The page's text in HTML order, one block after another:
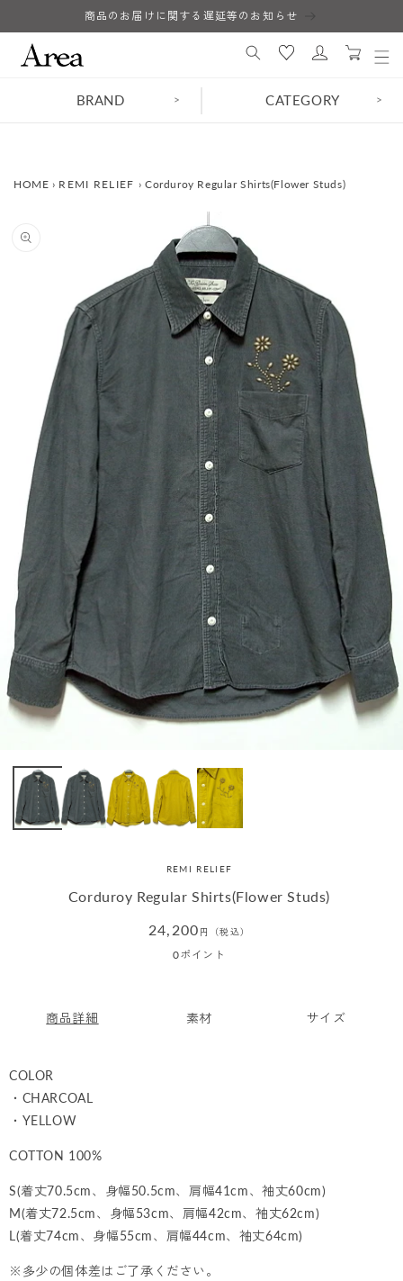
進む
商品のお届けに関する遅延等のお知らせ
ロ
イ
カ
ー
BRAND > CATEGORY >
HOME › REMI RELIEF › Corduroy Regular Shirts(Flower Studs)
REMI RELIEF
Corduroy Regular Shirts(Flower Studs)
通
24,200 円（税込）
0ポイント
商品詳細 素材 サイズ
COLOR
・CHARCOAL
・YELLOW
COTTON 100%
S(着丈70.5cm、身幅50.5cm、肩幅41cm、袖丈60cm)
M(着丈72.5cm、身幅53cm、肩幅42cm、袖丈62cm)
L(着丈74cm、身幅55cm、肩幅44cm、袖丈64cm)
※多少の個体差はご了承ください。